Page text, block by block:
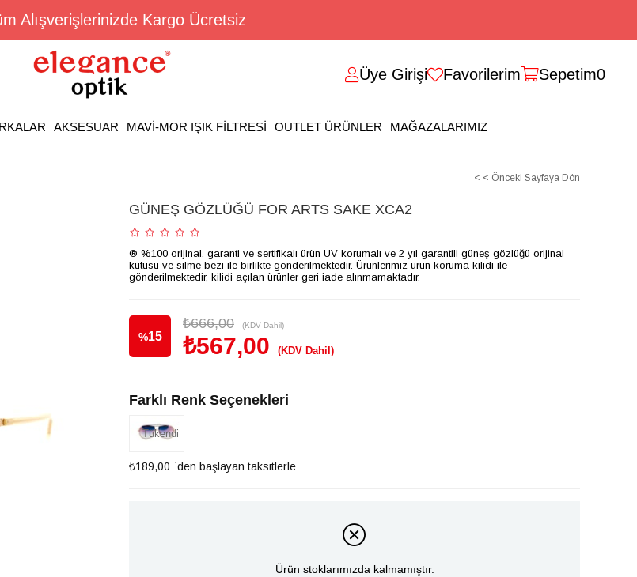
Alışverişlerinizde Kargo Ücretsiz
Üye Girişi Favorilerim Sepetim0
AKSESUAR MAVİ-MOR IŞIK FİLTRESİ OUTLET ÜRÜNLER MAĞAZALARIMIZ
< < Önceki Sayfaya Dön
GÜNEŞ GÖZLÜĞÜ FOR ARTS SAKE XCA2
® %100 orijinal, garanti ve sertifikalı ürün UV korumalı ve 2 yıl garantili güneş gözlüğü orijinal
kutusu ve silme bezi ile birlikte gönderilmektedir. Ürünlerimiz ürün koruma kilidi ile
gönderilmektedir, kilidi açılan ürünler geri iade alınmamaktadır.
%15
₺666,00 (KDV Dahil)
₺567,00 (KDV Dahil)
Farklı Renk Seçenekleri
Tükendi
₺189,00 `den başlayan taksitlerle
Ürün stoklarımızda kalmamıştır.